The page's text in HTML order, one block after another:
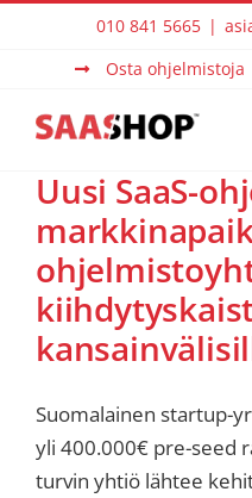
010 841 5665 |
Osta ohjelmistoja
Uusi SaaS-
Suomalainen startup-
yli 400.000€ pre-seed
turvin yhtiö lähtee